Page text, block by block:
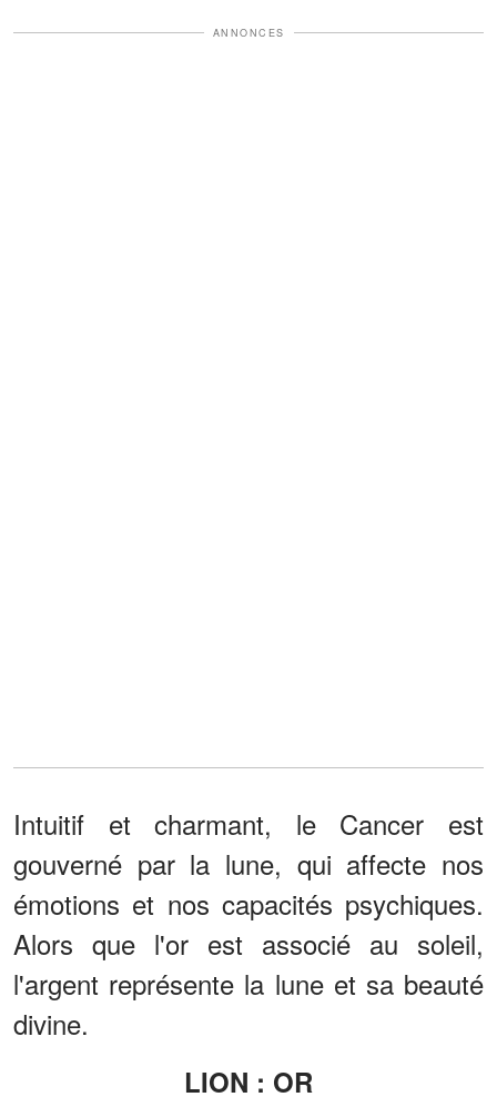
ANNONCES
Intuitif et charmant, le Cancer est
gouverné par la lune, qui affecte nos
émotions et nos capacités psychiques.
Alors que l'or est associé au soleil,
l'argent représente la lune et sa beauté
divine.
LION : OR